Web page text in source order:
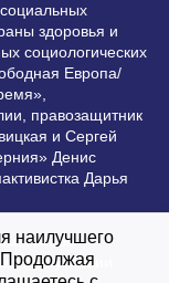
здоровья и
социологических
Европа/
правозащитник
и Сергей
Денис
Дарья
Любое
при условии
наилучшего
Продолжая